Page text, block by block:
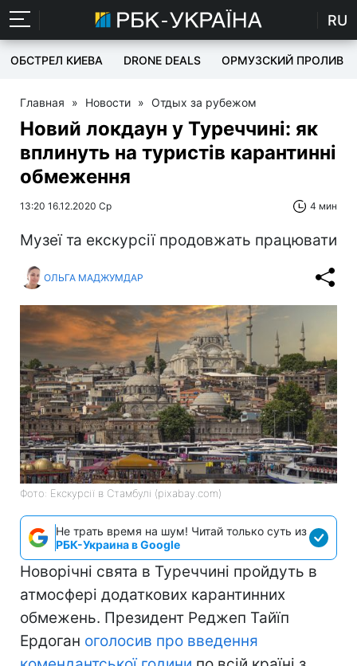
RU
ОБСТРЕЛ КИЕВА DRONE DEALS ОРМУЗСКИЙ ПРОЛИВ
Главная » Новости » Отдых за рубежом
Новий локдаун у Туреччині: як
вплинуть на туристів карантинні
обмеження
13:20 16.12.2020 Ср 4 мин
Музеї та екскурсії продовжать працювати
ОЛЬГА МАДЖУМДАР
Фото: Екскурсії в Стамбулі (pixabay.com)
Не трать время на шум! Читай только суть из
РБК-Украина в Google
Новорічні свята в Туреччині пройдуть в
атмосфері додаткових карантинних
обмежень. Президент Реджеп Тайїп
Ердоган оголосив про введення